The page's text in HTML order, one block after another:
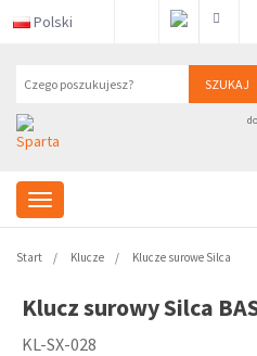
Polski
SZUKAJ
Start Klucze Klucze surowe Silca
Klucz surowy Silca
KL-SX-028